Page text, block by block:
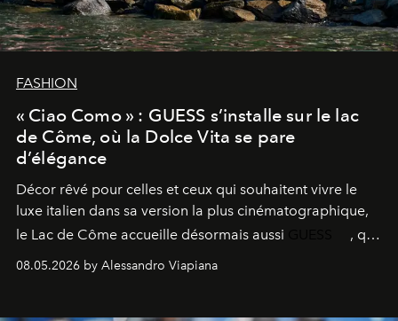
FASHION
« Ciao Como » : GUESS s’installe sur le lac
de Côme, où la Dolce Vita se pare
d’élégance
Décor rêvé pour celles et ceux qui souhaitent vivre le
luxe italien dans sa version la plus cinématographique,
le Lac de Côme accueille désormais aussi
, qui
fragrances. L’une des opérations de style les plus
08.05.2026 by Alessandro Viapiana